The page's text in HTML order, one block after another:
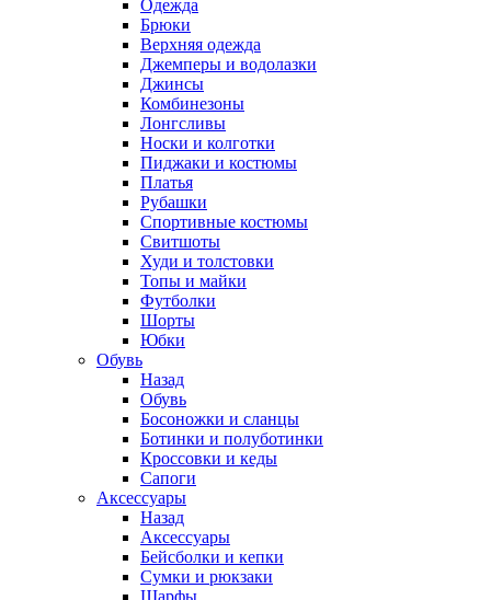
Одежда
Брюки
Верхняя одежда
Джемперы и водолазки
Джинсы
Комбинезоны
Лонгсливы
Носки и колготки
Пиджаки и костюмы
Платья
Рубашки
Спортивные костюмы
Свитшоты
Худи и толстовки
Топы и майки
Футболки
Шорты
Юбки
Обувь
Назад
Обувь
Босоножки и сланцы
Ботинки и полуботинки
Кроссовки и кеды
Сапоги
Аксессуары
Назад
Аксессуары
Бейсболки и кепки
Сумки и рюкзаки
Шарфы